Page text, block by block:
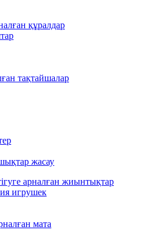
құралдар
тақтайшалар
жасау
арналған жиынтықтар
игрушек
мата